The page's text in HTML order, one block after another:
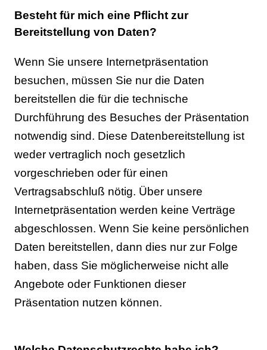
Besteht für mich eine Pflicht zur
Bereitstellung von Daten?
Wenn Sie unsere Internetpräsentation
besuchen, müssen Sie nur die Daten
bereitstellen die für die technische
Durchführung des Besuches der Präsentation
notwendig sind. Diese Datenbereitstellung ist
weder vertraglich noch gesetzlich
vorgeschrieben oder für einen
Vertragsabschluß nötig. Über unsere
Internetpräsentation werden keine Verträge
abgeschlossen. Wenn Sie keine persönlichen
Daten bereitstellen, dann dies nur zur Folge
haben, dass Sie möglicherweise nicht alle
Angebote oder Funktionen dieser
Präsentation nutzen können.